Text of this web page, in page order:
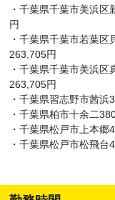
・千葉県千葉市美浜
円
・千葉県千葉市若葉
263,705円
・千葉県千葉市美浜
263,705円
・千葉県習志野市茜
・千葉県柏市十余二
・千葉県松戸市上本
・千葉県松戸市松飛
・千葉県市川市田尻
・千葉県市川市塩浜